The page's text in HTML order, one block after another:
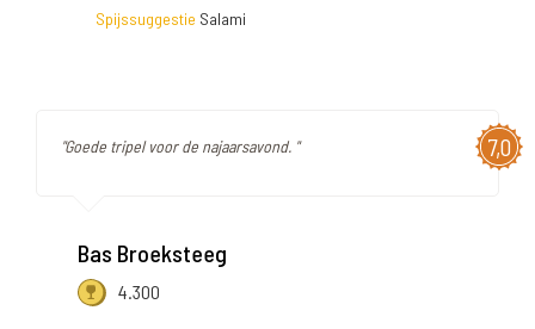
Spijssuggestie Salami
7,0
"Goede tripel voor de najaarsavond. "
Bas Broeksteeg
4.300